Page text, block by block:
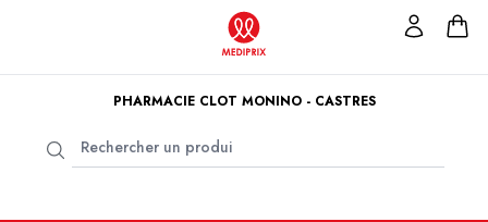
PHARMACIE CLOT MONINO - CASTRES